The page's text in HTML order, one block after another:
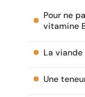
Pour ne
vitamine
La
Une